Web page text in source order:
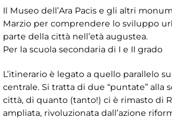
Il Museo dell’Ara Pacis e gli altri
Marzio per comprendere lo sviluppo
parte della città nell’età augustea.
Per la scuola secondaria di I e II grado
L’itinerario è legato a quello parallelo
centrale. Si tratta di due “puntate” alla
città, di quanto (tanto!) ci è rimasto di
ampliata, rivoluzionata dall’azione